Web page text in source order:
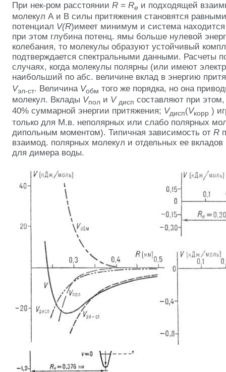
При нек-ром расстоянии R = Re и подходящей
молекул А и В силы притяжения становятся
потенциал V(R)имеет минимум и система
при этом глубина потенц. ямы больше нулевой
колебания, то молекулы образуют устойчивый
подтверждается спектральными данными. Расчеты
случаях, когда молекулы полярны (или имеют
наибольший по абс. величине вклад в энергию
Vэл-ст. Величина Vобм того же порядка, но она
молекул. Вклады Vпол и V дисп составляют при
40% суммарной энергии притяжения; Vдисп(Vкорр )
только для М.в. неполярных или слабо полярных
дипольным моментом). Типичная зависимость от R
взаимод. полярных молекул и отдельных ее
для димера воды.